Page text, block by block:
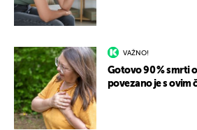
VAŽNO!
Gotovo 90 % smrti
povezano je s ovim